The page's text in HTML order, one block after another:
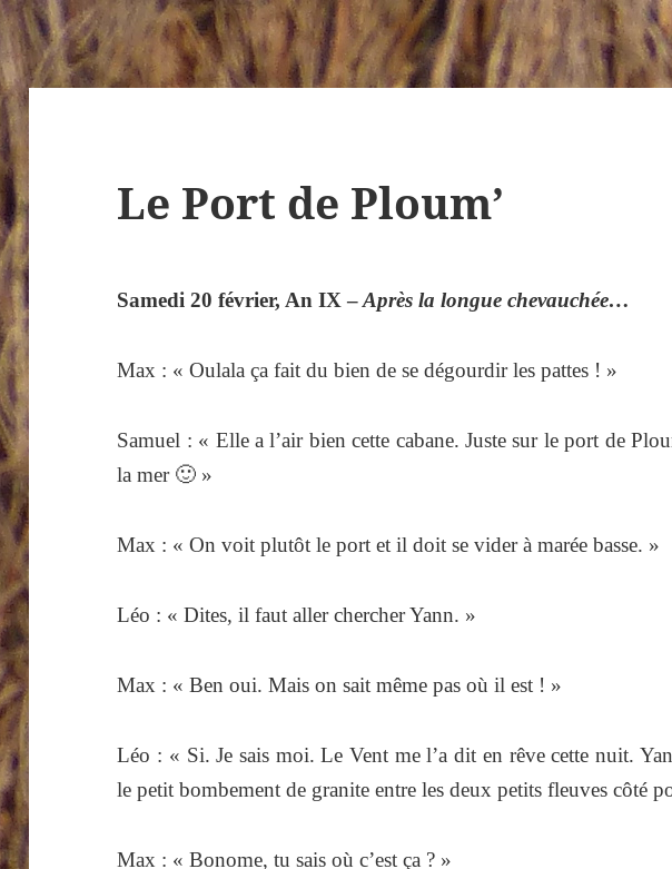
Le Port de Ploum’
Samedi 20 février, An IX –Après la longue chevauchée…
Max : « Oulala ça fait du bien de se dégourdir les pattes ! »
Samuel : « Elle a l’air bien cette cabane. Juste sur le port de
la mer 🙂 »
Max : « On voit plutôt le port et il doit se vider à marée basse. »
Léo : « Dites, il faut aller chercher Yann. »
Max : « Ben oui. Mais on sait même pas où il est ! »
Léo : « Si. Je sais moi. Le Vent me l’a dit en rêve cette nuit.
le petit bombement de granite entre les deux petits fleuves côté
Max : « Bonome, tu sais où c’est ça ? »